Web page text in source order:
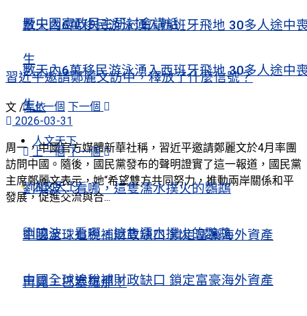
數天內6萬移民游泳湧入西班牙飛地 30多人途中
生
上一個 下一個
人文天下
劉曉波：看哪，這隻濡水撲火的鸚鵡
中國全球追稅補財政缺口 鎖定富豪海外資產
再見，巴塞羅那！
暨中國憲政民主研討會講話
數天內6萬移民游泳湧入西班牙飛地 30多人途中
生
上一個 下一個
人文天下
劉曉波：看哪，這隻濡水撲火的鸚鵡
中國全球追稅補財政缺口 鎖定富豪海外資產
習近平邀請鄭麗文訪中，釋放了什麼信號？
文 /左依
2026-03-31
周一，中國官方媒體新華社稱，習近平邀請鄭麗文於4月率團
訪問中國。隨後，國民黨發布的聲明證實了這一報道，國民黨
主席鄭麗文表示，她“希望雙方共同努力，推動兩岸關係和平
發展，促進交流與合...